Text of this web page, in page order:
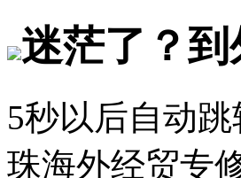
迷茫了？
5秒以后自动跳
珠海外经贸专